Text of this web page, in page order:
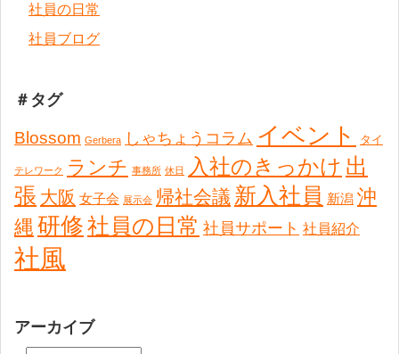
社員の日常
社員ブログ
＃タグ
Blossom Gerbera しゃちょうコラム イベント タイ
テレワーク ランチ 事務所 休日 入社のきっかけ 出
張 大阪 女子会 展示会 帰社会議 新入社員 新潟 沖
縄 研修社員の日常 社員サポート 社員紹介
社風
アーカイブ